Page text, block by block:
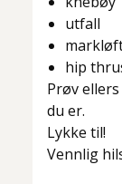
utfall
hip
Prøv
du er.
Lykke til!
Vennlig